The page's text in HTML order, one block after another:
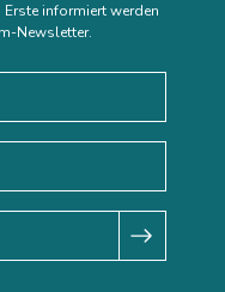
informiert werden
Newsletter.